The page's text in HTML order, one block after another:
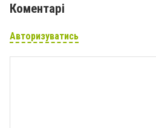
Коментарі
Авторизуватись